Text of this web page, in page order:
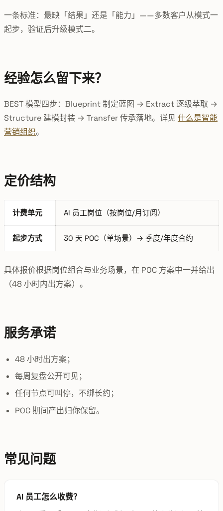
一条标准：最缺「结果」还是「能力」——多数客户从模式一
起步，验证后升级模式二。
经验怎么留下来？
BEST 模型四步：Blueprint 制定蓝图 → Extract 逐级萃取 →
Structure 建模封装 → Transfer 传承落地。详见 什么是智能
营销组织。
定价结构
计费单元 AI 员工岗位（按岗位/月订阅）
起步方式 30 天 POC（单场景）→ 季度/年度合约
具体报价根据岗位组合与业务场景，在 POC 方案中一并给出
（48 小时内出方案）。
服务承诺
48 小时出方案；
每周复盘公开可见；
任何节点可叫停，不绑长约；
POC 期间产出归你保留。
常见问题
AI 员工怎么收费？